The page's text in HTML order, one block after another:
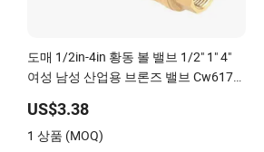
도매 1/2in-4in 황동 볼 밸브 1/2" 1" 4"
여성 남성 산업용 브론즈 밸브 Cw617n
볼 밸브 가스 및 물용
US$3.38
1 상품 (MOQ)